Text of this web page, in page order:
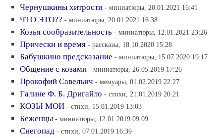
Чернушкины хитрости - миниатюры, 20.01.2021 16:41
ЧТО ЭТО?? - миниатюры, 20.01.2021 16:38
Козья сообразительность - миниатюры, 12.01.2021 23:26
Прически и время - рассказы, 18.10.2020 15:28
Бабушкино предсказание - миниатюры, 15.07.2020 19:17
Общение с козами - миниатюры, 26.05.2019 17:26
Прокофий Савельич - мемуары, 01.02.2019 22:27
Галине Ф. Б. Дригайло - стихи, 21.01.2019 20:21
КОЗЫ МОИ - стихи, 15.01.2019 13:03
Беженцы - миниатюры, 12.01.2019 09:09
Снегопад - стихи, 07.01.2019 16:39